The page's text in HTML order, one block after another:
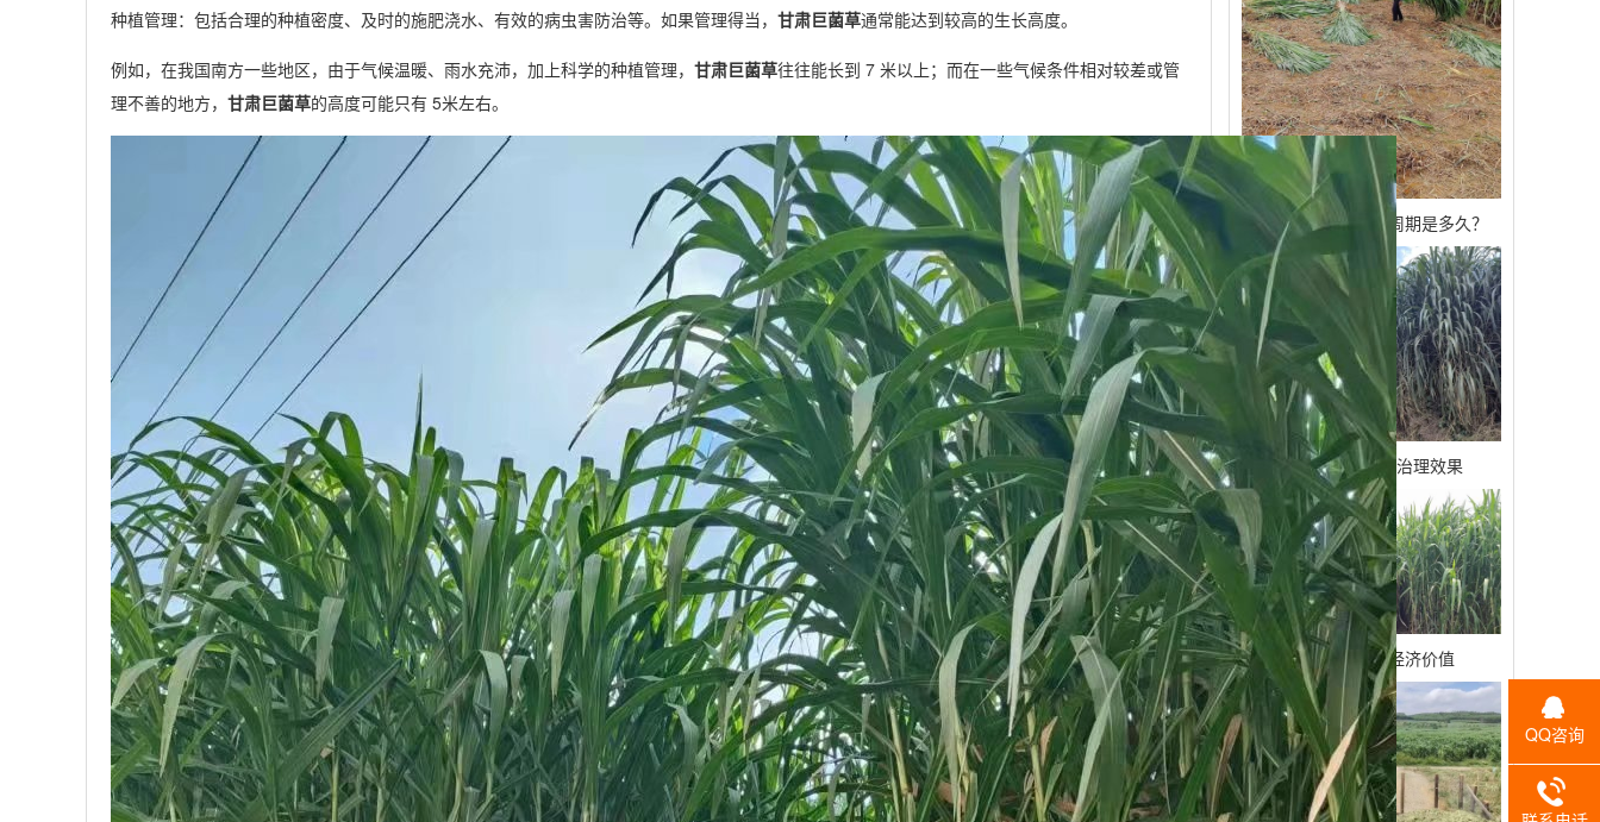
甘肃巨菌草的生长周期是多久？
甘肃巨菌草生态治理效果
甘肃巨菌草的经济价值
种植管理：包括合理的种植密度、及时的施肥浇水、有效的病虫害防治等。如果管理得当， 甘肃巨菌草通常能达到较高的生长高度。
例如，在我国南方一些地区，由于气候温暖、雨水充沛，加上科学的种植管理， 甘肃巨菌草往往能长到 7 米以上；而在一些气候条件相对较差或管
理不善的地方， 甘肃巨菌草的高度可能只有 5米左右。
QQ咨询